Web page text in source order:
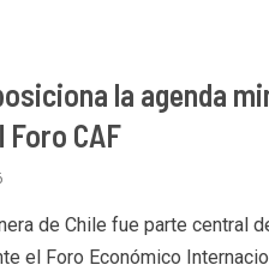
la agenda
Foro CAF
de Chile fue parte central
el Foro Económico